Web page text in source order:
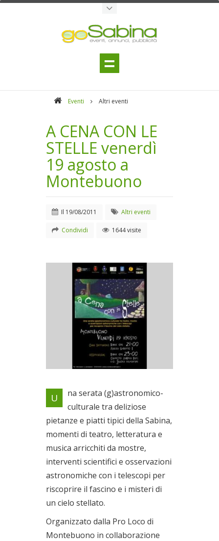
Eventi Altri eventi
A CENA CON LE
STELLE venerdì
19 agosto a
Montebuono
Il 19/08/2011 Altri eventi
Condividi 1644 visite
Locandina evento
Il 19/08/2011
U
na serata (g)astronomico-
culturale tra deliziose
pietanze e piatti tipici della Sabina,
momenti di teatro, letteratura e
musica arricchiti da mostre,
interventi scientifici e osservazioni
astronomiche con i telescopi per
riscoprire il fascino e i misteri di
un cielo stellato.
Organizzato dalla Pro Loco di
Montebuono in collaborazione